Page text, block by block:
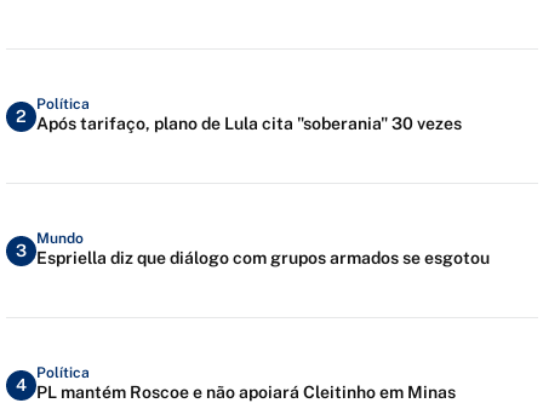
2
Política
Após tarifaço, plano de Lula cita "soberania" 30 vezes
3
Mundo
Espriella diz que diálogo com grupos armados se esgotou
4
Política
PL mantém Roscoe e não apoiará Cleitinho em Minas